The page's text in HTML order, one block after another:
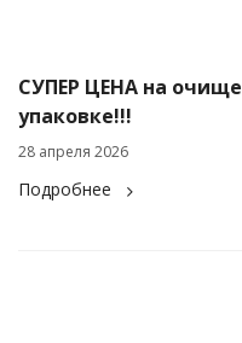
СУПЕР ЦЕНА на
упаковке!!!
28 апреля 2026
Подробнее